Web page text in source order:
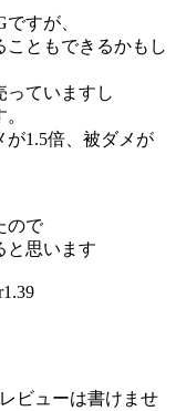
すが、
ともできるかもし
っていますし
1.5倍、被ダメが
ので
と思います
ビューは書けませ